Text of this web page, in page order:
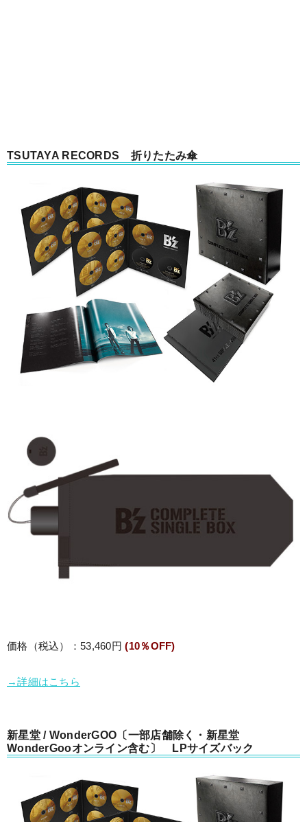
TSUTAYA RECORDS 折りたたみ傘
価格（税込）：53,460円(10％OFF)
→詳細はこちら
新星堂 / WonderGOO〔一部店舗除く・新星堂
WonderGooオンライン含む〕 LPサイズバック